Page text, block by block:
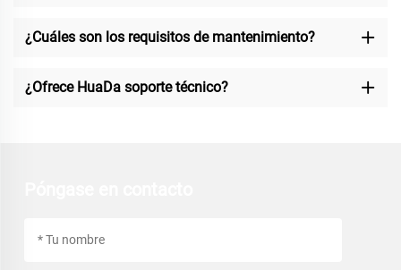
¿Cuáles son los requisitos de mantenimiento?
¿Ofrece HuaDa soporte técnico?